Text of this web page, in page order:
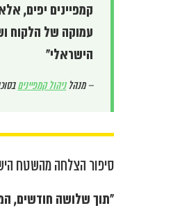
קמפיינים יפים,
עמוקה של הלקוח
הישראלי”
– מנהלניהול קמפיינים
סיפור הצלחה מהשטח
“תוך שלושה חודשים,